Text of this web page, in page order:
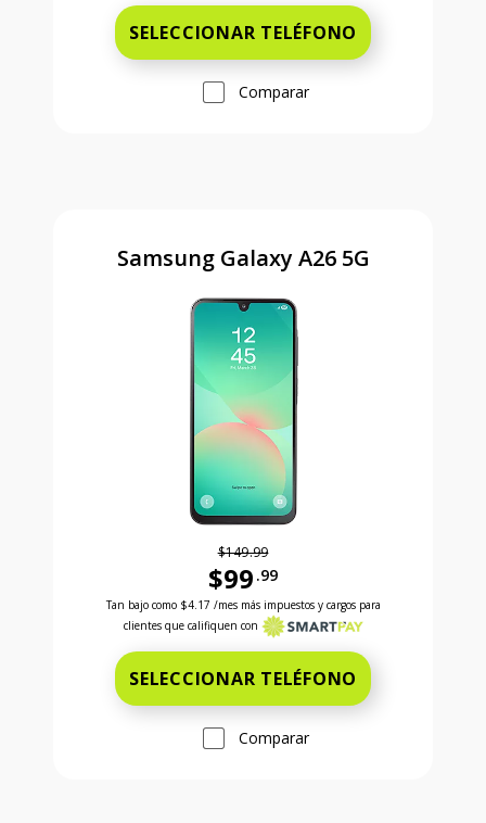
SELECCIONAR TELÉFONO
Comparar
Samsung Galaxy A26 5G
$149.99
$99 .99
Antes el precio era 149 dollars and 99 cents
Tan bajo como $4.17 /mes más impuestos y cargos para
clientes que califiquen con
SELECCIONAR TELÉFONO
Comparar